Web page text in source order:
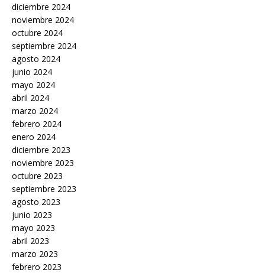
diciembre 2024
noviembre 2024
octubre 2024
septiembre 2024
agosto 2024
junio 2024
mayo 2024
abril 2024
marzo 2024
febrero 2024
enero 2024
diciembre 2023
noviembre 2023
octubre 2023
septiembre 2023
agosto 2023
junio 2023
mayo 2023
abril 2023
marzo 2023
febrero 2023